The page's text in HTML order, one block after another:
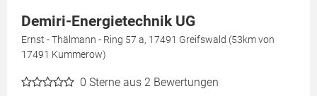
Demiri-Energietechnik UG
Ernst - Thälmann - Ring 57 a, 17491 Greifswald (53km von
17491 Kummerow)
0 Sterne aus 2 Bewertungen